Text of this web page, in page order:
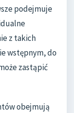
podejmuje
z takich
wstępnym, do
zastąpić
obejmują